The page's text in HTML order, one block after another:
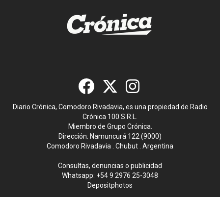
Diario Crónica, Comodoro Rivadavia, es una propiedad de Radio
Crónica 100 S.R.L.
Miembro de Grupo Crónica.
Dirección: Namuncurá 122 (9000)
Comodoro Rivadavia . Chubut . Argentina
Consultas, denuncias o publicidad
Whatsapp: +54 9 2976 25-3048
Depositphotos